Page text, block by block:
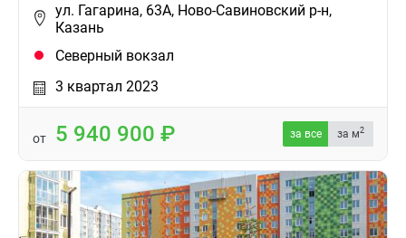
ул. Гагарина, 63А, Ново-Савиновский р-н,
Казань
Северный вокзал
3 квартал 2023
от 5 940 900 за все за м2